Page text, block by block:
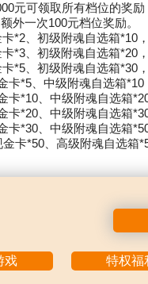
元可领取所有档位的奖
外一次100元档位奖励。
*2、初级附魂自选箱*10
*3、初级附魂自选箱*20
*5、初级附魂自选箱*30
卡*5、中级附魂自选箱
卡*10、中级附魂自选箱
卡*20、中级附魂自选箱
卡*30、中级附魂自选箱
卡*50、高级附魂自选箱
戏 特权福